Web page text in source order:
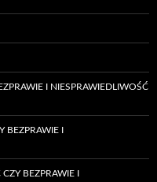
I NIESPRAWIEDLIWOŚĆ
BEZPRAWIE I
BEZPRAWIE I